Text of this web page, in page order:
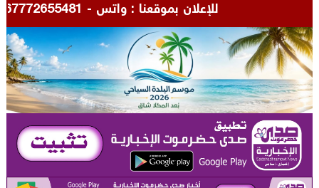
للإعلان بموقعنا : واتس - 00967772655481